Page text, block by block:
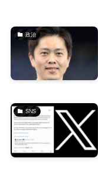
政治
SNS